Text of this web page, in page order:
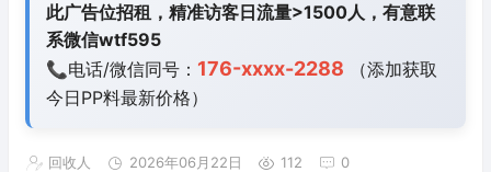
此广告位招租，精准访客日流量>1500人，有意联
系微信wtf595
📞电话/微信同号： 176-xxxx-2288 （添加获取
今日PP料最新价格）
回收人 2026年06月22日 112 0